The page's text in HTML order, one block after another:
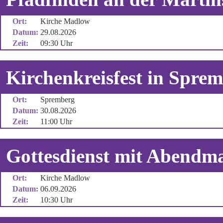
Ort:
Kirche Madlow
Datum: 29.08.2026
Zeit:
09:30 Uhr
Kirchenkreisfest in
Ort:
Spremberg
Datum: 30.08.2026
Zeit:
11:00 Uhr
Gottesdienst mit
Ort:
Kirche Madlow
Datum: 06.09.2026
Zeit:
10:30 Uhr